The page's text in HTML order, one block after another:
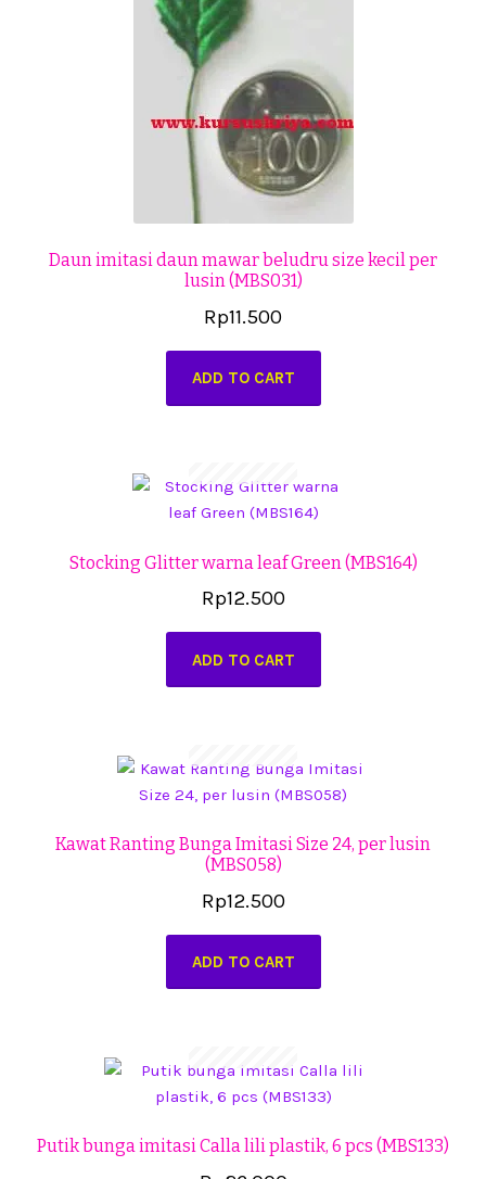
Daun imitasi daun mawar beludru size kecil per
lusin (MBS031)
Rp11.500
ADD TO CART
Stocking Glitter warna leaf Green (MBS164)
Rp12.500
ADD TO CART
Kawat Ranting Bunga Imitasi Size 24, per lusin
(MBS058)
Rp12.500
ADD TO CART
Putik bunga imitasi Calla lili plastik, 6 pcs (MBS133)